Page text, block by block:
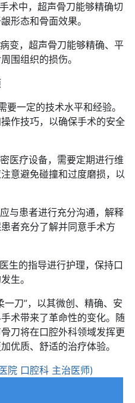
术中，超声骨刀能够精确切
形态和骨面效果。
变，超声骨刀能够精确、平
围组织的损伤。
要一定的技术水平和经验。
作技巧，以确保手术的安全
医疗设备，需要定期进行维
意避免碰撞和过度磨损，以
与患者进行充分沟通，解释
者充分了解并同意手术方
生的指导进行护理，保持口
生。
刀”，以其微创、精确、安
术带来了革命性的变化。随
刀将在口腔外科领域发挥更
优质、舒适的治疗体验。
院 口腔科 主治医师)